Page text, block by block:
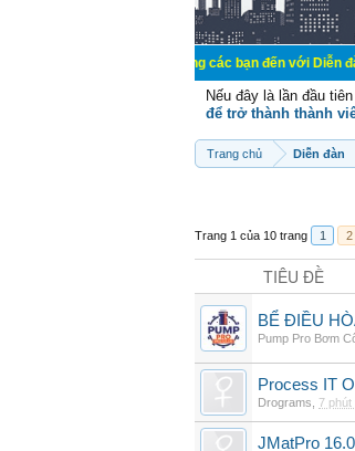
Chào mừng các bạn đến với Diễn đàn Cơ
Nếu đây là lần đầu
để trở thành thành
Trang chủ Diễn đàn
Trang 1 của 10 trang 1 2
TIÊU ĐỀ
BỂ ĐIỀU
Pump Pro Bơm
Process IT
Drograms 7
JMatPro